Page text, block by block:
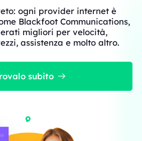
ogni provider internet è
Blackfoot Communications,
migliori per velocità,
assistenza e molto altro.
subito